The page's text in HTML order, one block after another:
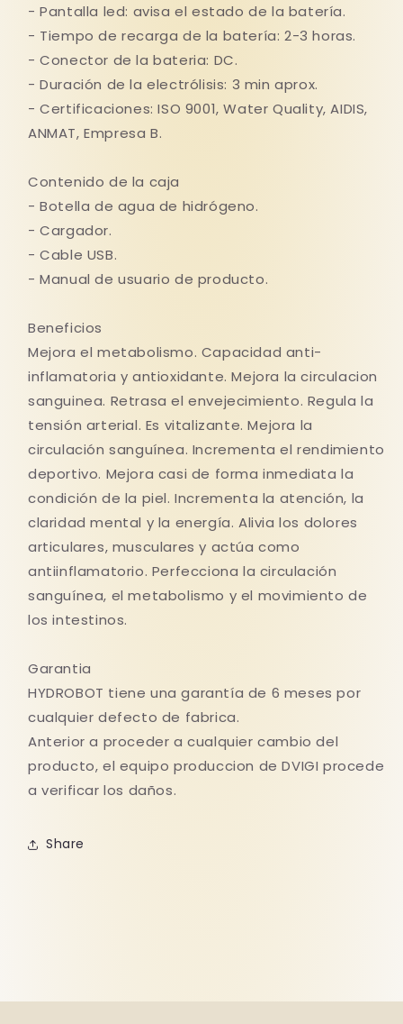
- Pantalla led: avisa el estado de la batería.
- Tiempo de recarga de la batería: 2-3 horas.
- Conector de la bateria: DC.
- Duración de la electrólisis: 3 min aprox.
- Certificaciones: ISO 9001, Water Quality, AIDIS,
ANMAT, Empresa B.
Contenido de la caja
- Botella de agua de hidrógeno.
- Cargador.
- Cable USB.
- Manual de usuario de producto.
Beneficios
Mejora el metabolismo. Capacidad anti-
inflamatoria y antioxidante. Mejora la circulacion
sanguinea. Retrasa el envejecimiento. Regula la
tensión arterial. Es vitalizante. Mejora la
circulación sanguínea. Incrementa el rendimiento
deportivo. Mejora casi de forma inmediata la
condición de la piel. Incrementa la atención, la
claridad mental y la energía. Alivia los dolores
articulares, musculares y actúa como
antiinflamatorio. Perfecciona la circulación
sanguínea, el metabolismo y el movimiento de
los intestinos.
Garantia
HYDROBOT tiene una garantía de 6 meses por
cualquier defecto de fabrica.
Anterior a proceder a cualquier cambio del
producto, el equipo produccion de DVIGI procede
a verificar los daños.
Share